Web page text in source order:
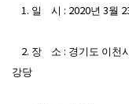
1. 일 시 : 2020년 3월
2. 장 소 : 경기도 이천
강당